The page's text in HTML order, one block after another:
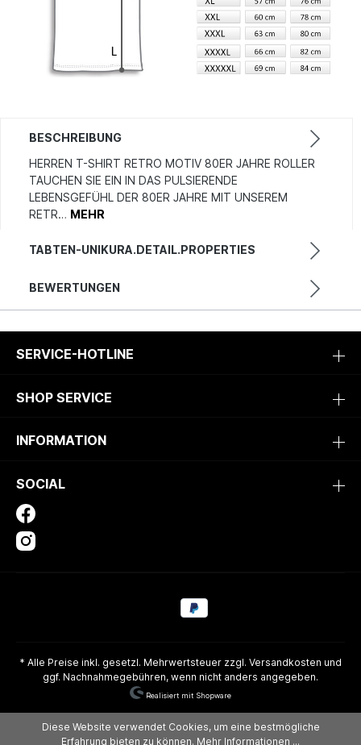
BESCHREIBUNG
HERREN T-SHIRT RETRO MOTIV 80ER JAHRE ROLLER
TAUCHEN SIE EIN IN DAS PULSIERENDE
LEBENSGEFÜHL DER 80ER JAHRE MIT UNSEREM
RETR… MEHR
TABTEN-UNIKURA.DETAIL.PROPERTIES
BEWERTUNGEN
SERVICE-HOTLINE
SHOP SERVICE
INFORMATION
SOCIAL
* Alle Preise inkl. gesetzl. Mehrwertsteuer zzgl. Versandkosten und
ggf. Nachnahmegebühren, wenn nicht anders angegeben.
Realisiert mit Shopware
Diese Website verwendet Cookies, um eine bestmögliche
Erfahrung bieten zu können. Mehr Informationen ...